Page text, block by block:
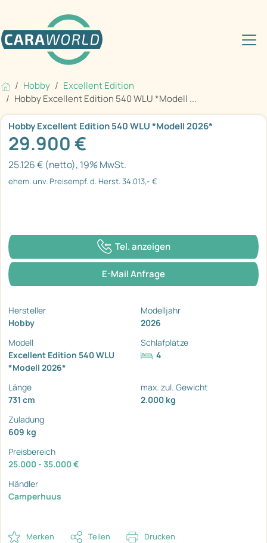
Hobby
Excellent Edition
Hobby Excellent Edition 540 WLU *Modell ...
Hobby Excellent Edition 540 WLU *Modell 2026*
29.900 €
25.126 € (netto), 19% MwSt.
ehem. unv. Preisempf. d. Herst. 34.013,- €
Tel. anzeigen
E-Mail Anfrage
Hersteller
Hobby
Modelljahr
2026
Modell
Excellent Edition 540 WLU
*Modell 2026*
Schlafplätze
4
Länge
731 cm
max. zul. Gewicht
2.000 kg
Zuladung
609 kg
Preisbereich
25.000 - 35.000 €
Händler
Camperhuus
Merken Teilen Drucken